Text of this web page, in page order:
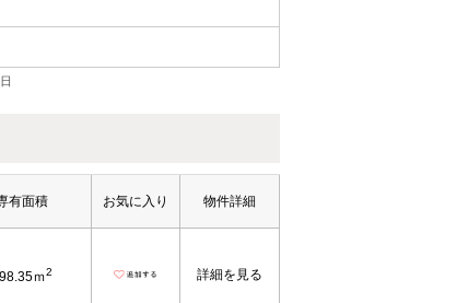
有面積 お気に入り 物件詳細
ｍ2 詳細を見る